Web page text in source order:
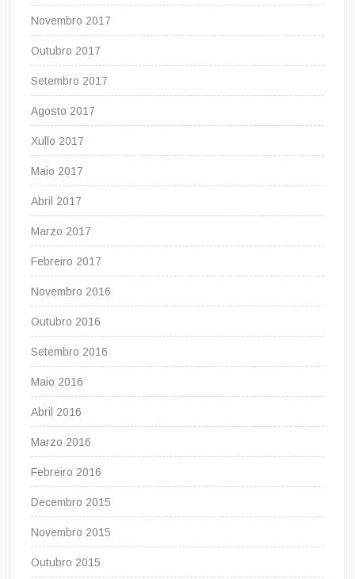
Novembro 2017
Outubro 2017
Setembro 2017
Agosto 2017
Xullo 2017
Maio 2017
Abril 2017
Marzo 2017
Febreiro 2017
Novembro 2016
Outubro 2016
Setembro 2016
Maio 2016
Abril 2016
Marzo 2016
Febreiro 2016
Decembro 2015
Novembro 2015
Outubro 2015